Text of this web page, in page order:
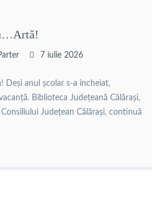
7 iulie 2026
Deși anul școlar s-a încheiat,
Biblioteca Județeană Călărași,
Județean Călărași, continuă
noastră. Vă invităm cu drag